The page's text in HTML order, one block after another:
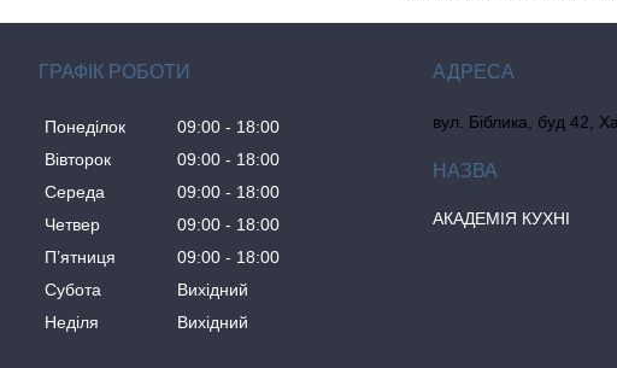
ГРАФІК РОБОТИ
Понеділок 09:00
18:00
Вівторок
09:00
18:00
Середа
09:00
18:00
Четвер
09:00
18:00
Пʼятниця
09:00
18:00
Субота
Вихідний
Неділя
Вихідний
вул. Біблика, буд 42,
АКАДЕМІЯ КУХНІ